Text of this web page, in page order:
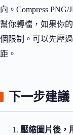
向。Compress
幫你轉檔，如果你
個限制。可以先壓
距。
下一步建議
壓縮圖片後，